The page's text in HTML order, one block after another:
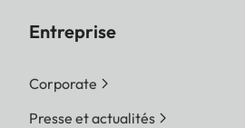
Entreprise
Corporate
Presse et actualités